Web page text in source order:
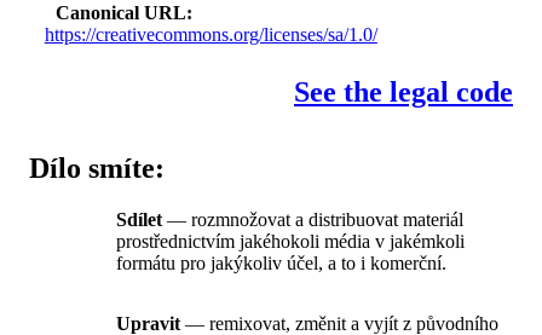
Canonical URL
https://creativecommons.org/licenses/sa/1.0/
See the legal code
Dílo smíte:
Sdílet — rozmnožovat a distribuovat materiál
prostřednictvím jakéhokoli média v jakémkoli
formátu pro jakýkoliv účel, a to i komerční.
Upravit — remixovat, změnit a vyjít z původního